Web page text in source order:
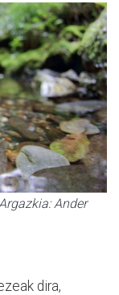
Ander
dira,